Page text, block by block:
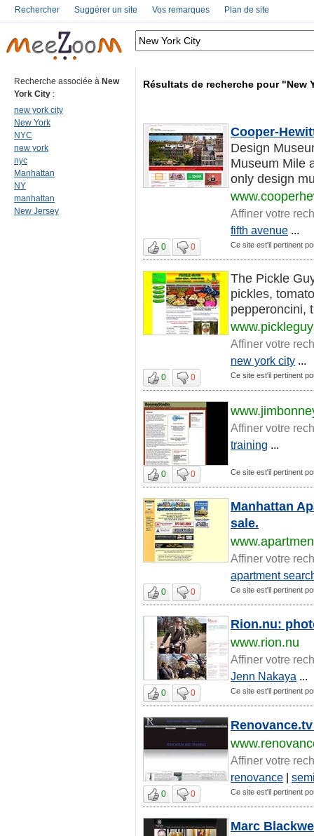
Rechercher Suggérer un site Vos remarques Plan de site
Recherche associée à New
York City :
new york city
New York
NYC
new york
nyc
Manhattan
NY
manhattan
New Jersey
Résultats de recherche pour "New
Cooper-
Design
Museum Mile
only design
Affiner votre
fifth avenue ...
0 0 Ce site est'il pertinent
The Pickle
pickles,
pepperoncini,
Affiner votre
new york city ...
0 0 Ce site est'il pertinent
Affiner votre
training ...
0 0 Ce site est'il pertinent
Manhattan
sale.
Affiner votre
apartment
0 0 Ce site est'il pertinent
Rion.nu:
www.rion.nu
Affiner votre
Jenn Nakaya ...
0 0 Ce site est'il pertinent
Affiner votre
renovance |
0 0 Ce site est'il pertinent
Marc